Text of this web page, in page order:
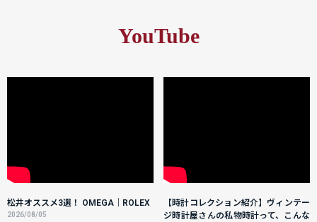
YouTube
松井オススメ3選！ OMEGA｜ROLEX
2026/08/05
【時計コレクション紹介】ヴィンテー
ジ時計屋さんの私物時計って、こんな